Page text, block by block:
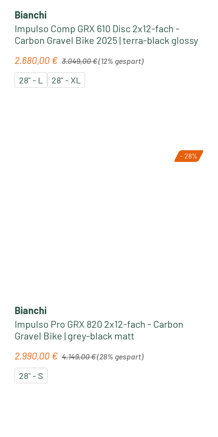
Bianchi
Impulso Comp GRX 610 Disc 2x12-fach -
Carbon Gravel Bike 2025 | terra-black glossy
Verkaufspreis:
2.680,00 € Regulärer Preis:
3.049,00 €(12% gespart)
28" - L 28" - XL
- 28%
Bianchi
Impulso Pro GRX 820 2x12-fach - Carbon
Gravel Bike | grey-black matt
Verkaufspreis:
2.990,00 € 4.149,00 €(28% gespart)
28" - S